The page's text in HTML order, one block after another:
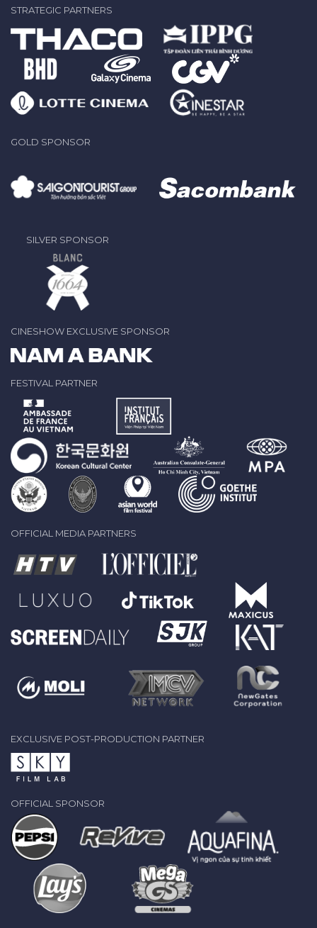
STRATEGIC PARTNERS
GOLD SPONSOR
SILVER SPONSOR
CINESHOW EXCLUSIVE SPONSOR
FESTIVAL PARTNER
OFFICIAL MEDIA PARTNERS
EXCLUSIVE POST-PRODUCTION PARTNER
OFFICIAL SPONSOR